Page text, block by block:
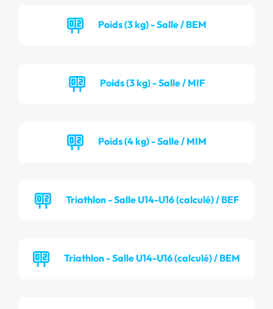
Poids (3 kg) - Salle / BEM
Poids (3 kg) - Salle / MIF
Poids (4 kg) - Salle / MIM
Triathlon - Salle U14-U16 (calculé) / BEF
Triathlon - Salle U14-U16 (calculé) / BEM